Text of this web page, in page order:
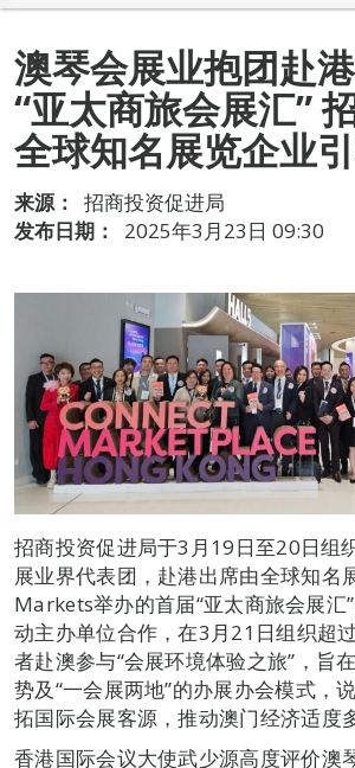
澳琴会展业抱团赴
“亚太商旅会展汇”
全球知名展览企业
来源：
招商投资促进局
发布日期：
2025年3月23日 09:30
招商投资促进局于3月19日至20日组
展业界代表团，赴港出席由全球知名
Markets举办的首届“亚太商旅会展汇
动主办单位合作，在3月21日组织超
者赴澳参与“会展环境体验之旅”，旨
势及“一会展两地”的办展办会模式，
拓国际会展客源，推动澳门经济适度
香港国际会议大使武少源高度评价澳